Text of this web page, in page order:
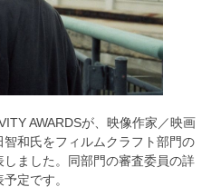
AWARDSが、映像作家／映画
和氏をフィルムクラフト部門の
ました。同部門の審査委員の詳
定です。